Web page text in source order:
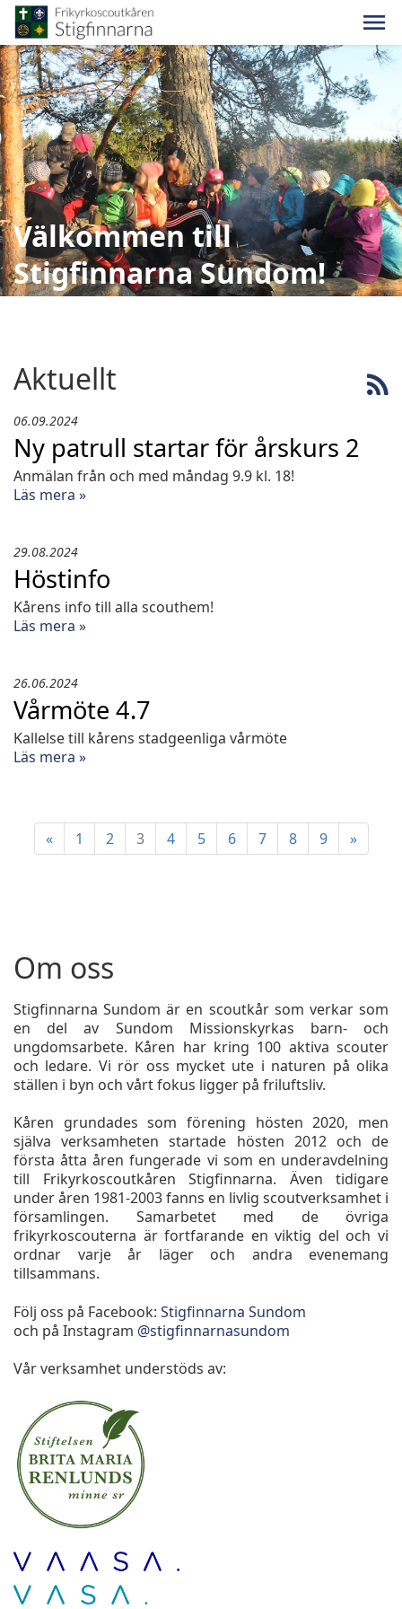
Välkommen till
Stigfinnarna Sundom!
Aktuellt
Ny patrull startar för årskurs 2
Anmälan från och med måndag 9.9 kl. 18!
Läs mera »
06.09.2024
Höstinfo
Kårens info till alla scouthem!
Läs mera »
29.08.2024
Vårmöte 4.7
Kallelse till kårens stadgeenliga vårmöte
Läs mera »
26.06.2024
« 1 2 3 4 5 6 7 8 9 »
Om oss
Stigfinnarna Sundom är en scoutkår som verkar som
en del av Sundom Missionskyrkas barn- och
ungdomsarbete. Kåren har kring 100 aktiva scouter
och ledare. Vi rör oss mycket ute i naturen på olika
ställen i byn och vårt fokus ligger på friluftsliv.
Kåren grundades som förening hösten 2020, men
själva verksamheten startade hösten 2012 och de
första åtta åren fungerade vi som en underavdelning
till Frikyrkoscoutkåren Stigfinnarna. Även tidigare
under åren 1981-2003 fanns en livlig scoutverksamhet i
församlingen. Samarbetet med de övriga
frikyrkoscouterna är fortfarande en viktig del och vi
ordnar varje år läger och andra evenemang
tillsammans.
Följ oss på Facebook: Stigfinnarna Sundom
och på Instagram @stigfinnarnasundom
Vår verksamhet understöds av: